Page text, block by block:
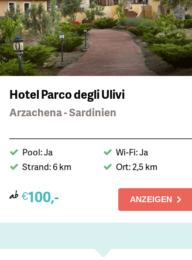
Hotel Parco degli Ulivi
Arzachena - Sardinien
Pool: Ja
Wi-Fi: Ja
Strand: 6 km
Ort: 2,5 km
ab €100,- ANZEIGEN